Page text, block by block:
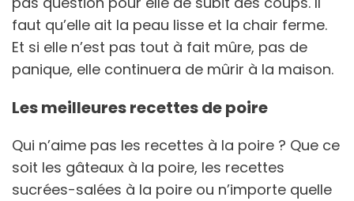
faut qu’elle ait la peau lisse et la chair ferme.
Et si elle n’est pas tout à fait mûre, pas de
panique, elle continuera de mûrir à la maison.
Les meilleures recettes de poire
Qui n’aime pas les recettes à la poire ? Que ce
soit les gâteaux à la poire, les recettes
sucrées-salées à la poire ou n’importe quelle